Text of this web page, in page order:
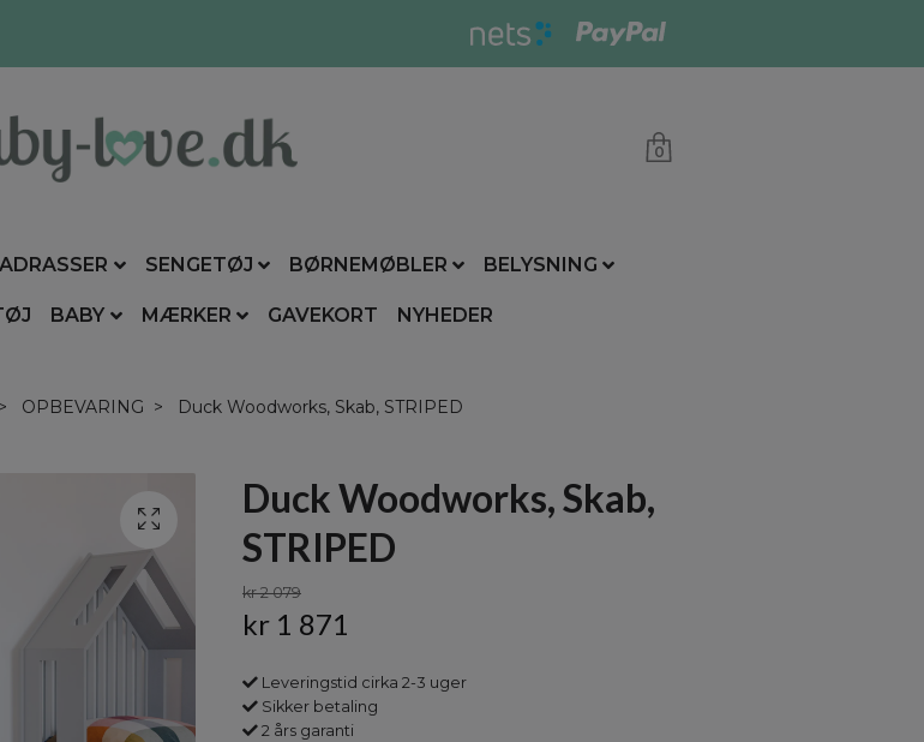
0
SENGETØJ BØRNEMØBLER BELYSNING
BABY MÆRKER GAVEKORT NYHEDER
OPBEVARING Duck Woodworks, Skab, STRIPED
Duck Woodworks, Skab,
STRIPED
kr 2 079
kr 1 871
Leveringstid cirka 2-3 uger
Sikker betaling
2 års garanti